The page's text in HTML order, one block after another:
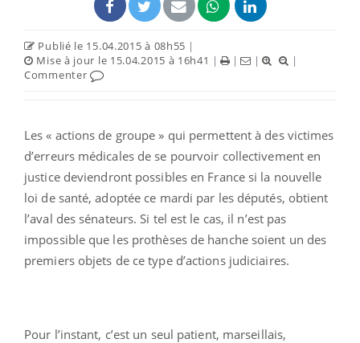
Publié le 15.04.2015 à 08h55 |
Mise à jour le 15.04.2015 à 16h41 | | |
|
Commenter
Les « actions de groupe » qui permettent à des victimes
d’erreurs médicales de se pourvoir collectivement en
justice deviendront possibles en France si la nouvelle
loi de santé, adoptée ce mardi par les députés, obtient
l’aval des sénateurs. Si tel est le cas, il n’est pas
impossible que les prothèses de hanche soient un des
premiers objets de ce type d’actions judiciaires.
Pour l’instant, c’est un seul patient, marseillais,